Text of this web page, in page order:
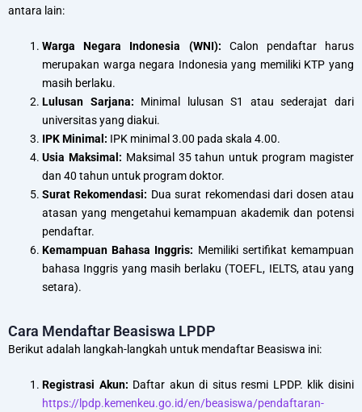
antara lain:
Warga Negara Indonesia (WNI): Calon pendaftar harus
merupakan warga negara Indonesia yang memiliki KTP yang
masih berlaku.
Lulusan Sarjana: Minimal lulusan S1 atau sederajat dari
universitas yang diakui.
IPK Minimal: IPK minimal 3.00 pada skala 4.00.
Usia Maksimal: Maksimal 35 tahun untuk program magister
dan 40 tahun untuk program doktor.
Surat Rekomendasi: Dua surat rekomendasi dari dosen atau
atasan yang mengetahui kemampuan akademik dan potensi
pendaftar.
Kemampuan Bahasa Inggris: Memiliki sertifikat kemampuan
bahasa Inggris yang masih berlaku (TOEFL, IELTS, atau yang
setara).
Cara Mendaftar Beasiswa LPDP
Berikut adalah langkah-langkah untuk mendaftar Beasiswa ini:
Registrasi Akun: Daftar akun di situs resmi LPDP. klik disini
https://lpdp.kemenkeu.go.id/en/beasiswa/pendaftaran-